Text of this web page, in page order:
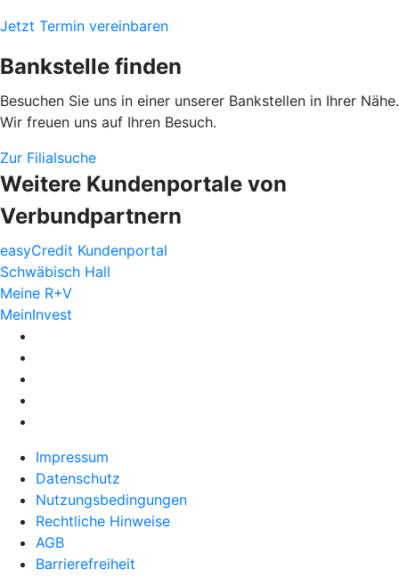
Jetzt Termin vereinbaren
Bankstelle finden
Besuchen Sie uns in einer unserer Bankstellen in Ihrer Nähe.
Wir freuen uns auf Ihren Besuch.
Zur Filialsuche
Weitere Kundenportale von
Verbundpartnern
easyCredit Kundenportal
Schwäbisch Hall
Meine R+V
MeinInvest
Impressum
Datenschutz
Nutzungsbedingungen
Rechtliche Hinweise
AGB
Barrierefreiheit